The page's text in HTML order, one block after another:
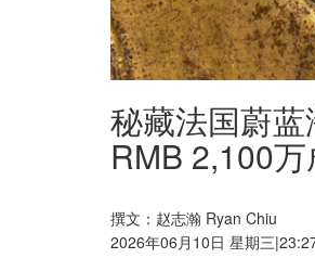
秘藏法国蔚
RMB 2,100
撰文：赵志瀚 Ryan Chiu
2026年06月10日 星期三